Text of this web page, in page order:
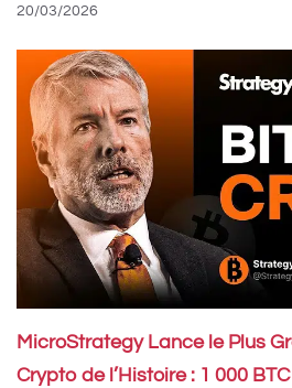
20/03/2026
MicroStrategy Lance le Plus
Crypto de l’Histoire : 1 000